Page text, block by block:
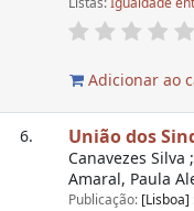
Adicionar ao
6. União dos
Canavezes
Amaral, Paula
Publicação: [Lisboa]